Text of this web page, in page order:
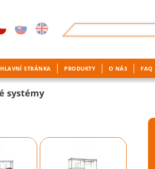
HLAVNÍ STRÁNKA PRODUKTY O NÁS FAQ
systémy